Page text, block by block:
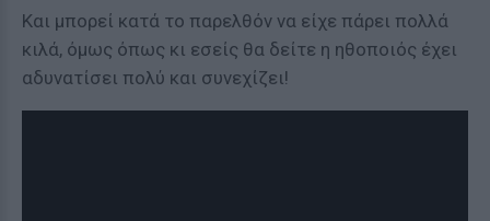
Και μπορεί κατά το παρελθόν να είχε πάρει πολλά
κιλά, όμως όπως κι εσείς θα δείτε η ηθοποιός έχει
αδυνατίσει πολύ και συνεχίζει!